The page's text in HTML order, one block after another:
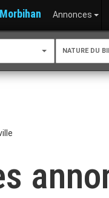
Annonces
NATURE DU